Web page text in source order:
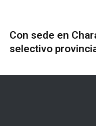
Con sede en
selectivo